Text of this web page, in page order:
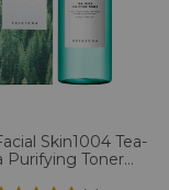
Skin1004 Tea-
Purifying Toner